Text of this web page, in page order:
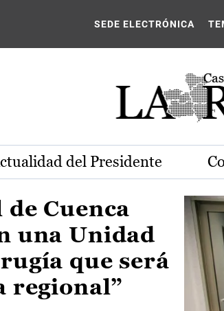
de Castilla-La
SEDE ELECTRÓNICA
del Presidente
Cuenca
una Unidad
que será
regional”